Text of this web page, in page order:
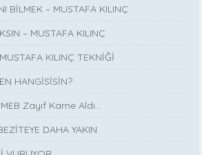
BİLMEK – MUSTAFA KILINÇ
– MUSTAFA KILINÇ
KILINÇ TEKNİĞİ
HANGİSİSİN?
Zayıf Karne Aldı…
DAHA YAKIN